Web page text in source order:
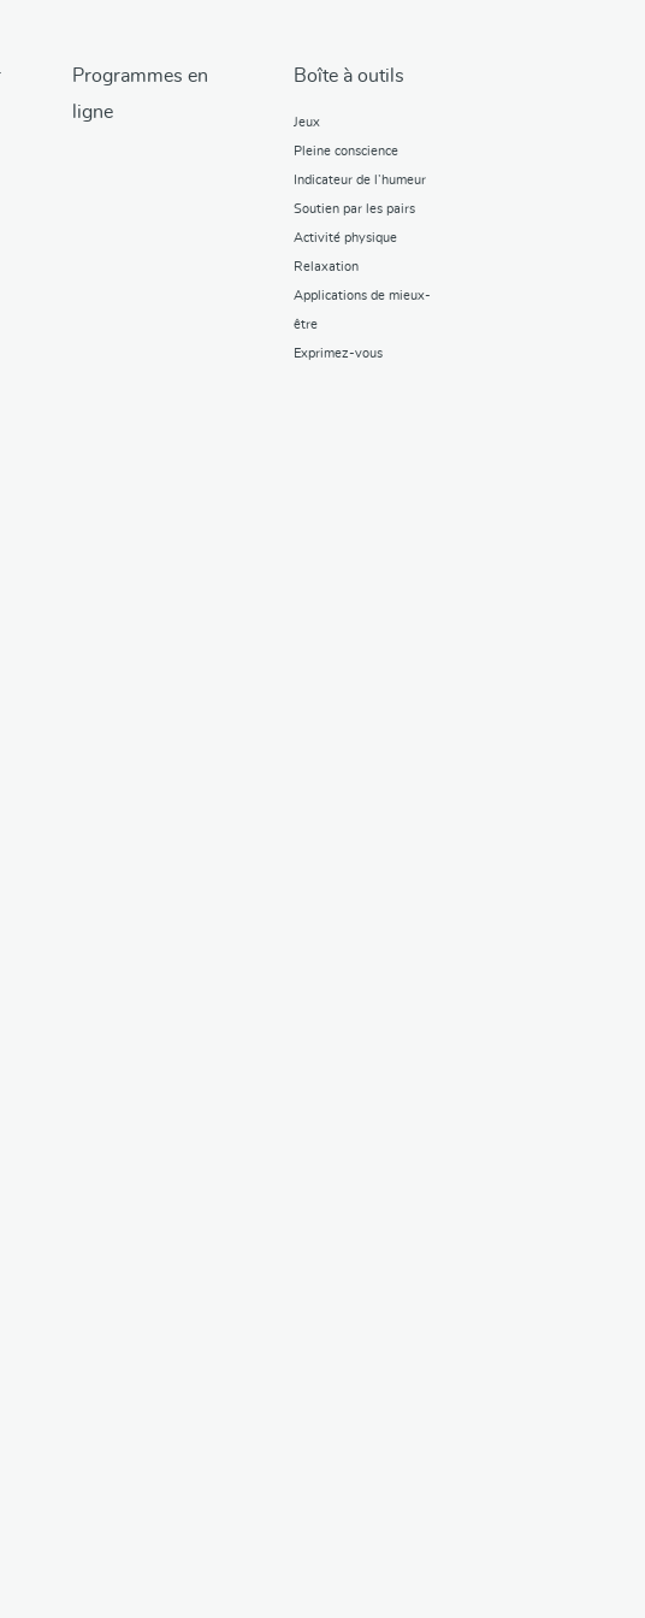
Programmes en
ligne
Boîte à outils
Jeux
Pleine conscience
Indicateur de l’humeur
Soutien par les pairs
Activité physique
Relaxation
Applications de mieux-
être
Exprimez-vous